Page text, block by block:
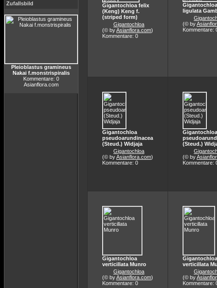
Zufallsbild
Pleioblastus gramineus
Nakai f.monstrispiralis
Kommentare: 0
Asianflora.com
Gigantochloa felix
(Keng) Keng f.
(striped form)
Gigantochloa
(© byAsianflora.com)
Kommentare: 0
Gigantochloa
ligulata
(© by
Kommentare:
Gigantochloa
pseudoarundinacea
(Steud.) Widjaja
Gigantochloa
(© byAsianflora.com)
Kommentare: 0
Gigantochloa
(Steud.)
(© by
Kommentare:
Gigantochloa
verticillata Munro
Gigantochloa
(© byAsianflora.com)
Kommentare: 0
Gigantochloa
verticillata
(© by
Kommentare: